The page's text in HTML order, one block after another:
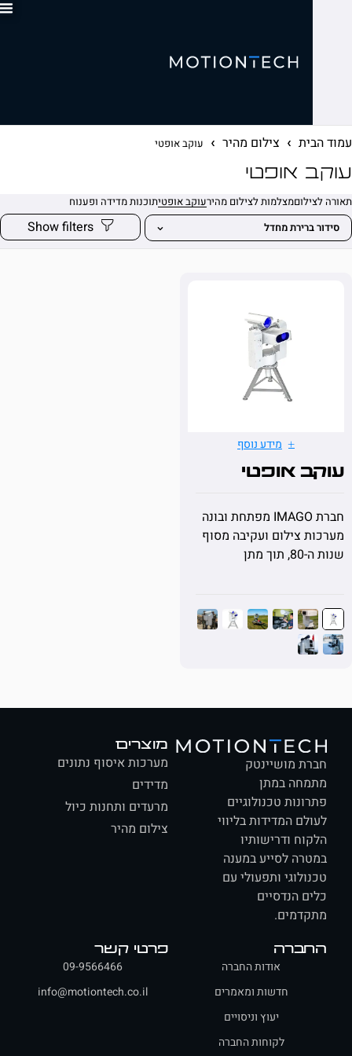
צילום מהיר עוקב אופטי
אופטי
מצלמות לצילום מהירעוקב אופטיתוכנות מדידה ופענוח
מחדל
מידע נוסף
אופטי
חברת IMAGO מפתחת ובונה
צילום ועקיבה מסוף
מושיינטק
במתן
טכנולוגיים
המדידות בליווי
ודרישותיו
לסייע במענה
ותפעולי עם
הנדסיים
מוצרים
מערכות איסוף נתונים
מרעדים ותחנות כיול
צילום מהיר
אודות החברה
חדשות ומאמרים
יעוץ וניסויים
לקוחות החברה
פרטי קשר
09-9566466
info@motiontech.co.il